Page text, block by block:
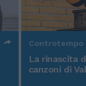
Controtempo
La rinascita
canzoni di